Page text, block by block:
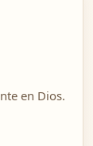
en Dios.